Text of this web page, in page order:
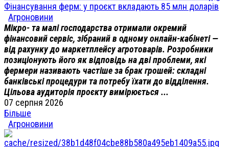
Фінансування ферм: у проєкт вкладають 85 млн доларів
Агроновини
Мікро- та малі господарства отримали окремий
фінансовий сервіс, зібраний в одному онлайн-кабінеті —
від рахунку до маркетплейсу агротоварів. Розробники
позиціонують його як відповідь на дві проблеми, які
фермери називають частіше за брак грошей: складні
банківські процедури та потребу їхати до відділення.
Цільова аудиторія проєкту вимірюється ...
07 серпня 2026
Більше
Агроновини